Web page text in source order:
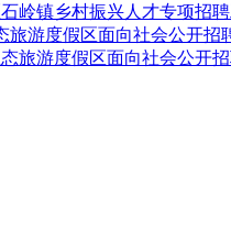
岭镇乡村振兴人才专项招
旅游度假区面向社会公开招
旅游度假区面向社会公开